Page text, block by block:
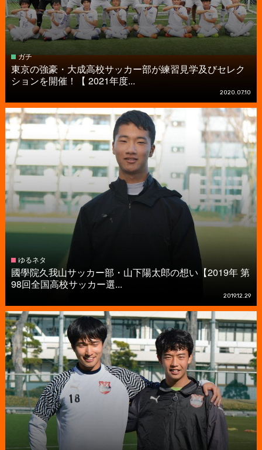
ガチ
東京の強豪・大成高校サッカー部が練習見学及びセレク
ションを開催！【 2021年度...
2020.07.10
ゆるネタ
國學院久我山サッカー部・山下陽太郎の想い【2019年 第
98回全国高校サッカー選...
2019.12.29